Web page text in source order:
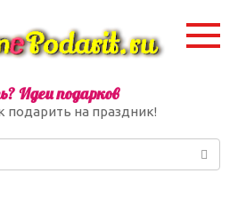
Идеи подарков
подарить на праздник!